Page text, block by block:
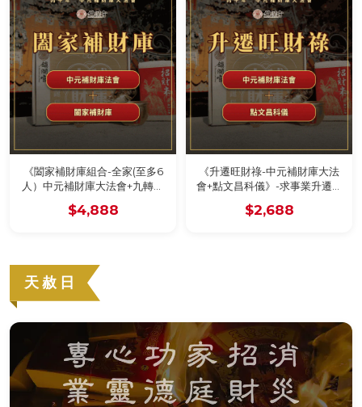
《闔家補財庫組合-全家(至多6
人）中元補財庫大法會+九轉壽
加贈壽生九轉蓮花
$4,888
《升遷旺財祿-中元補財庫大法
會+點文昌科儀》-求事業升遷及
$2,688
天赦日